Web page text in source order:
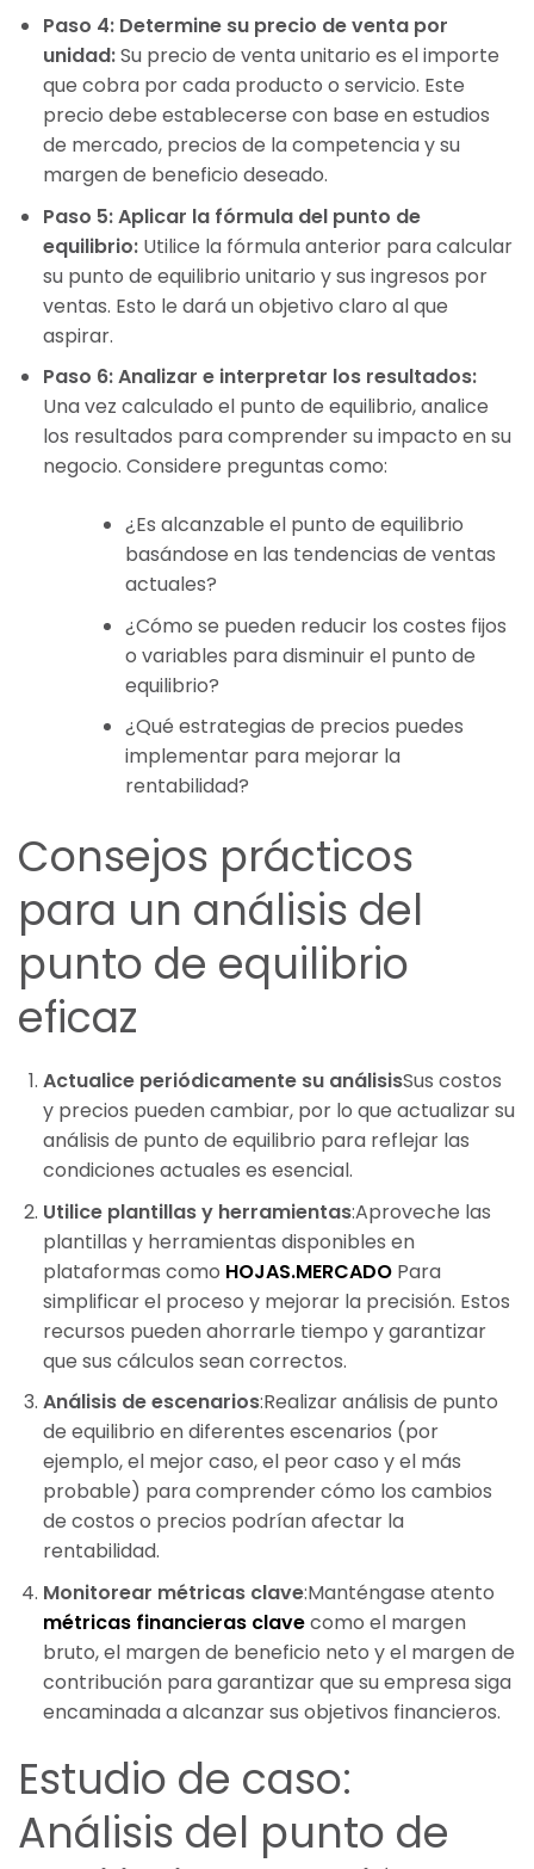
Paso 4: Determine su precio de venta por
unidad:Su precio de venta unitario es el importe
que cobra por cada producto o servicio. Este
precio debe establecerse con base en estudios
de mercado, precios de la competencia y su
margen de beneficio deseado.
Paso 5: Aplicar la fórmula del punto de
equilibrio: Utilice la fórmula anterior para calcular
su punto de equilibrio unitario y sus ingresos por
ventas. Esto le dará un objetivo claro al que
aspirar.
Paso 6: Analizar e interpretar los resultados:
Una vez calculado el punto de equilibrio, analice
los resultados para comprender su impacto en su
negocio. Considere preguntas como:
¿Es alcanzable el punto de equilibrio
basándose en las tendencias de ventas
actuales?
¿Cómo se pueden reducir los costes fijos
o variables para disminuir el punto de
equilibrio?
¿Qué estrategias de precios puedes
implementar para mejorar la
rentabilidad?
Consejos prácticos
para un análisis del
punto de equilibrio
eficaz
Actualice periódicamente su análisisSus costos
y precios pueden cambiar, por lo que actualizar su
análisis de punto de equilibrio para reflejar las
condiciones actuales es esencial.
Utilice plantillas y herramientas:Aproveche las
plantillas y herramientas disponibles en
plataformas como HOJAS.MERCADOPara
simplificar el proceso y mejorar la precisión. Estos
recursos pueden ahorrarle tiempo y garantizar
que sus cálculos sean correctos.
Análisis de escenarios:Realizar análisis de punto
de equilibrio en diferentes escenarios (por
ejemplo, el mejor caso, el peor caso y el más
probable) para comprender cómo los cambios
de costos o precios podrían afectar la
rentabilidad.
Monitorear métricas clave:Manténgase atento
métricas financieras clavecomo el margen
bruto, el margen de beneficio neto y el margen de
contribución para garantizar que su empresa siga
encaminada a alcanzar sus objetivos financieros.
Estudio de caso:
Análisis del punto de